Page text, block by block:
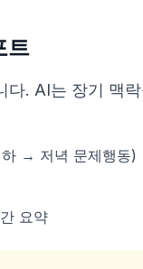
트
다. AI는 장기 맥
→ 저녁 문제행동)
요약